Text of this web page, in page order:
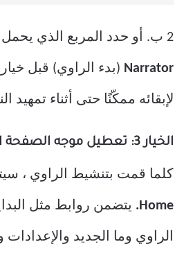
2 ب. أو حدد المربع الذي يحمل علامة
Narrator (بدء الراوي) قبل
لإبقائه ممكّنًا حتى أثناء تمهيد
الخيار 3: تعطيل موجه الصفحة الرئيسية للراوي
كلما قمت بتنشيط الراوي ،
Home. يتضمن روابط مثل
الراوي وما الجديد والإعدادات